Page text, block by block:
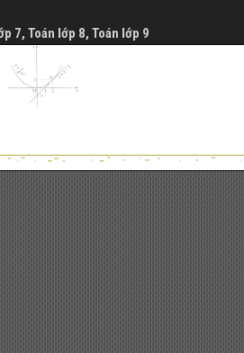
7, Toán lớp 8, Toán lớp 9